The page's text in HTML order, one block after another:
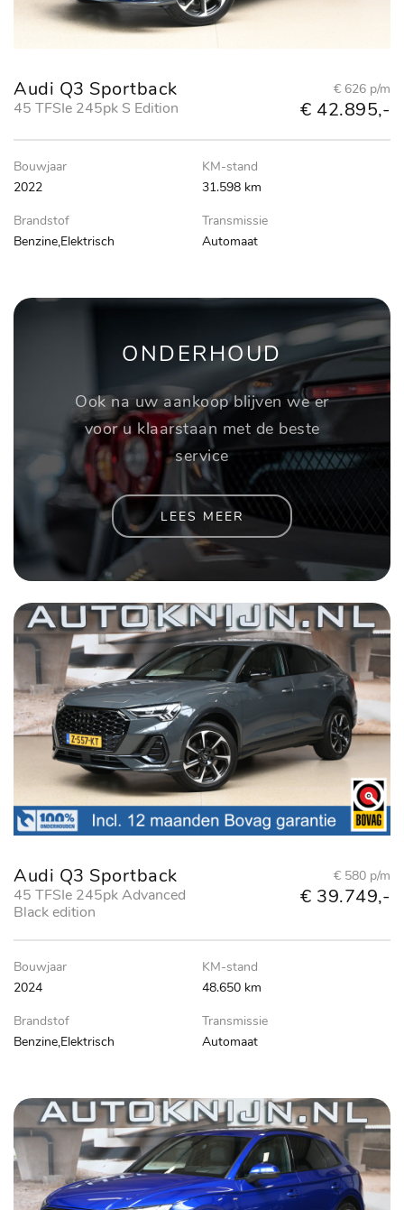
Audi Q3 Sportback
45 TFSIe 245pk S Edition
€ 626 p/m
€ 42.895,-
Bouwjaar
2022
KM-stand
31.598 km
Brandstof
Benzine,Elektrisch
Transmissie
Automaat
ONDERHOUD
Ook na uw aankoop blijven we er
voor u klaarstaan met de beste
service
LEES MEER
Audi Q3 Sportback
45 TFSIe 245pk Advanced
Black edition
€ 580 p/m
€ 39.749,-
Bouwjaar
2024
KM-stand
48.650 km
Brandstof
Benzine,Elektrisch
Transmissie
Automaat